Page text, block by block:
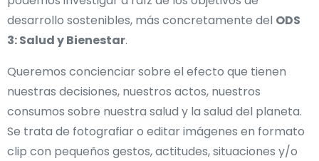
desarrollo sostenibles, más concretamente del ODS
3: Salud y Bienestar.
Queremos concienciar sobre el efecto que tienen
nuestras decisiones, nuestros actos, nuestros
consumos sobre nuestra salud y la salud del planeta.
Se trata de fotografiar o editar imágenes en formato
clip con pequeños gestos, actitudes, situaciones y/o